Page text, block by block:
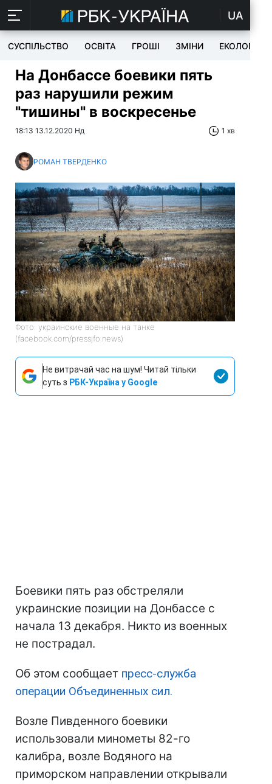
UA
СУСПІЛЬСТВО ОСВІТА ГРОШІ ЗМІНИ ЕКОЛОГІЯ
На Донбассе боевики пять
раз нарушили режим
"тишины" в воскресенье
18:13 13.12.2020 Нд 1 хв
РОМАН ТВЕРДЕНКО
Фото: украинские военные на танке
(facebook.com/pressjfo.news)
Не витрачай час на шум! Читай тільки
суть з РБК-Україна у Google
Боевики пять раз обстреляли
украинские позиции на Донбассе с
начала 13 декабря. Никто из военных
не пострадал.
Об этом сообщает пресс-служба
операции Объединенных сил.
Возле Пивденного боевики
использовали минометы 82-го
калибра, возле Водяного на
приморском направлении открывали